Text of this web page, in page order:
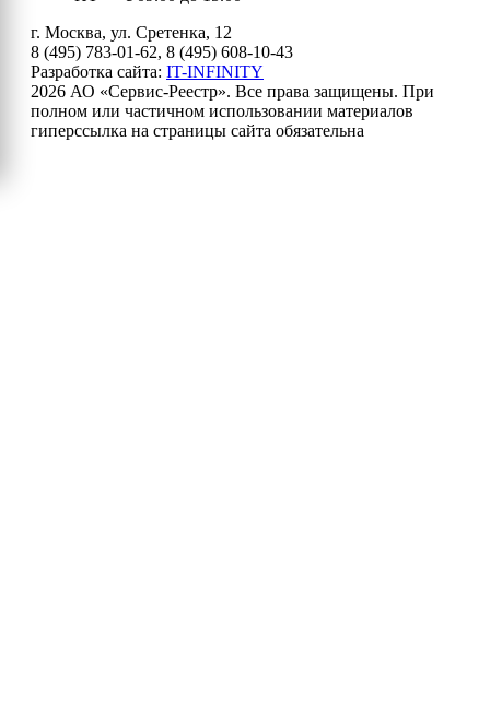
г. Москва, ул. Сретенка, 12
8 (495) 783-01-62, 8 (495) 608-10-43
Разработка сайта: IT-INFINITY
2026 АО «Сервис-Реестр». Все права защищены. При
полном или частичном использовании материалов
гиперссылка на страницы сайта обязательна